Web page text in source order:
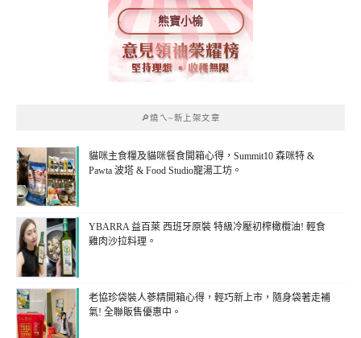
熊寶小榆
🔎燒ㄟ~新上架文章
貓咪主食糧及貓咪餐食開箱心得，Summit10 森咪特 &
Pawta 波塔 & Food Studio寵湯工坊。
YBARRA 益百萊 西班牙原裝 特級冷壓初榨橄欖油! 輕食
雞肉沙拉料理。
老協珍袋裝人蔘精開箱心得，輕巧新上市，隨身袋著走補
氣! 全聯販售優惠中。